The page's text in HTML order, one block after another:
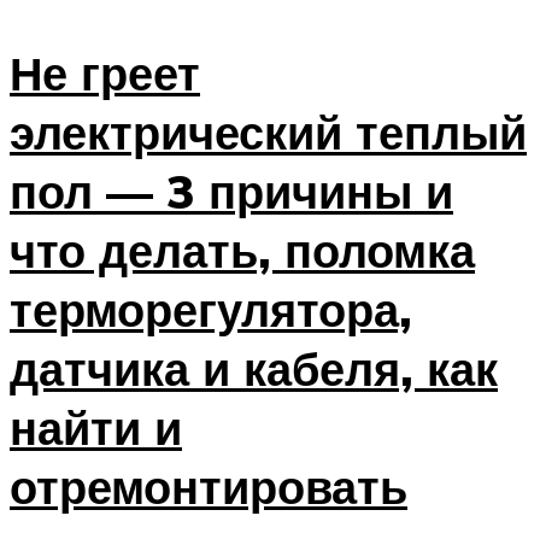
Не греет
электрический теплый
пол — 3 причины и
что делать, поломка
терморегулятора,
датчика и кабеля, как
найти и
отремонтировать